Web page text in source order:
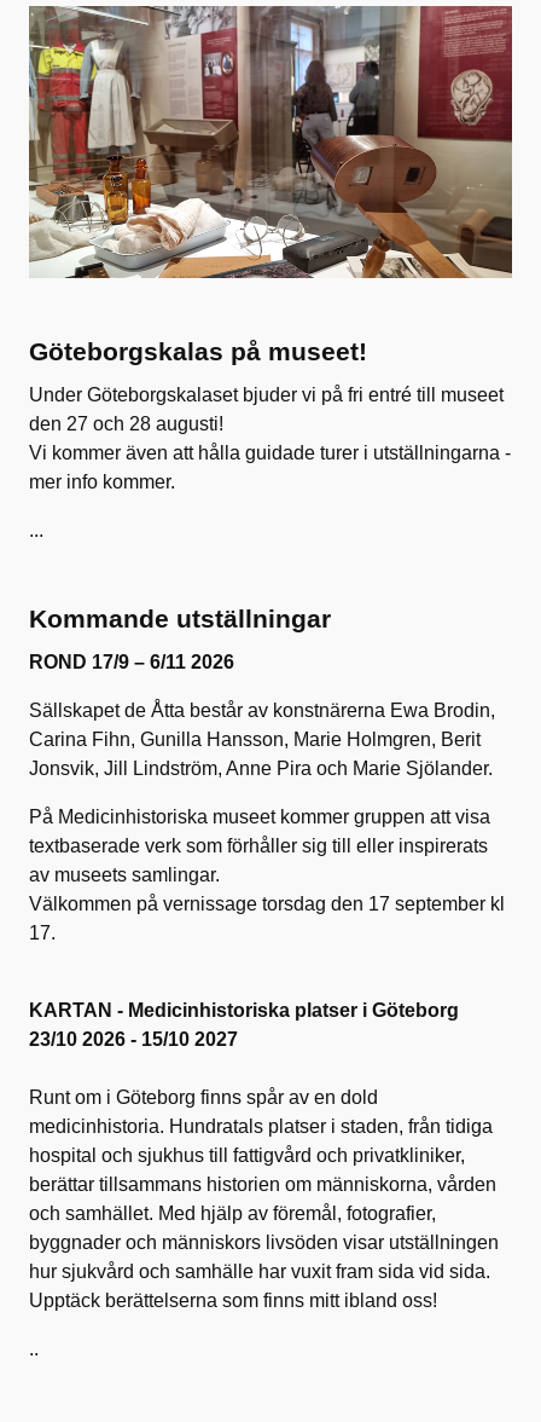
Göteborgskalas på museet!
Under Göteborgskalaset bjuder vi på fri entré till museet
den 27 och 28 augusti!
Vi kommer även att hålla guidade turer i utställningarna -
mer info kommer.
...
Kommande utställningar
ROND 17/9 – 6/11 2026
Sällskapet de Åtta består av konstnärerna Ewa Brodin,
Carina Fihn, Gunilla Hansson, Marie Holmgren, Berit
Jonsvik, Jill Lindström, Anne Pira och Marie Sjölander.
På Medicinhistoriska museet kommer gruppen att visa
textbaserade verk som förhåller sig till eller inspirerats
av museets samlingar.
Välkommen på vernissage torsdag den 17 september kl
17.
KARTAN - Medicinhistoriska platser i Göteborg
23/10 2026 - 15/10 2027
Runt om i Göteborg finns spår av en dold
medicinhistoria. Hundratals platser i staden, från tidiga
hospital och sjukhus till fattigvård och privatkliniker,
berättar tillsammans historien om människorna, vården
och samhället. Med hjälp av föremål, fotografier,
byggnader och människors livsöden visar utställningen
hur sjukvård och samhälle har vuxit fram sida vid sida.
Upptäck berättelserna som finns mitt ibland oss!
..